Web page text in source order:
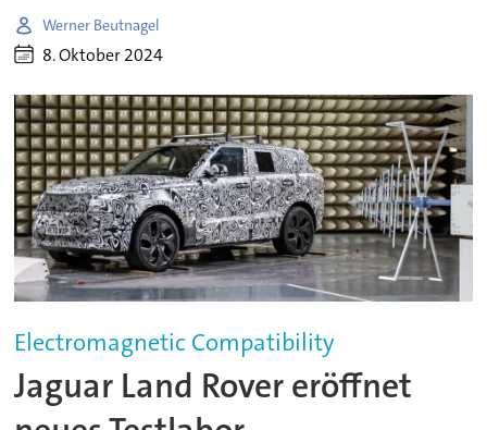
Werner Beutnagel
8. Oktober 2024
Electromagnetic Compatibility
Jaguar Land Rover eröffnet